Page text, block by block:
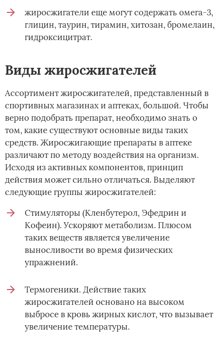
жиросжигатели еще могут содержать омега-3,
глицин, таурин, тирамин, хитозан, бромелаин,
гидроксицитрат.
Виды жиросжигателей
Ассортимент жиросжигателей, представленный в
спортивных магазинах и аптеках, большой. Чтобы
верно подобрать препарат, необходимо знать о
том, какие существуют основные виды таких
средств. Жиросжигающие препараты в аптеке
различают по методу воздействия на организм.
Исходя из активных компонентов, принцип
действия может сильно отличаться. Выделяют
следующие группы жиросжигателей:
Стимуляторы (Кленбутерол, Эфедрин и
Кофеин). Ускоряют метаболизм. Плюсом
таких веществ является увеличение
выносливости во время физических
упражнений.
Термогеники. Действие таких
жиросжигателей основано на высоком
выбросе в кровь жирных кислот, что вызывает
увеличение температуры.